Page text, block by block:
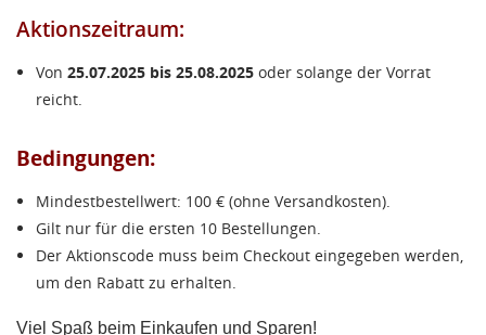
Aktionszeitraum:
Von 25.07.2025 bis 25.08.2025 oder solange der Vorrat
reicht.
Bedingungen:
Mindestbestellwert: 100 € (ohne Versandkosten).
Gilt nur für die ersten 10 Bestellungen.
Der Aktionscode muss beim Checkout eingegeben werden,
um den Rabatt zu erhalten.
Viel Spaß beim Einkaufen und Sparen!
AUF MEINE WUNSCHLISTE
((MODALTITLE))
WUNSCHLISTE ERSTELLEN
Name der Wunschliste
ANMELDEN